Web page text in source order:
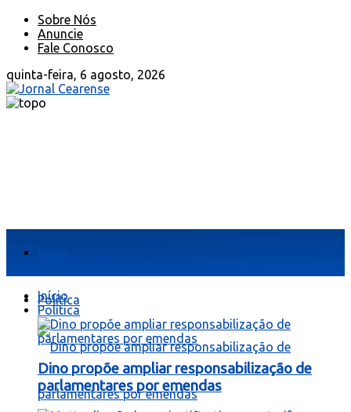
Sobre Nós
Anuncie
Fale Conosco
quinta-feira, 6 agosto, 2026
Política
Início
Política
Dino propõe ampliar responsabilização de
parlamentares por emendas